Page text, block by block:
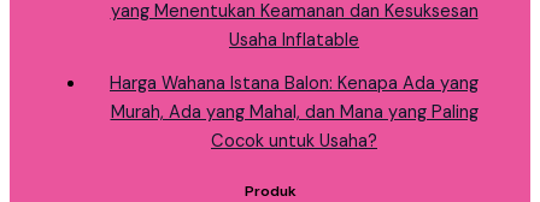
yang Menentukan Keamanan dan Kesuksesan
Usaha Inflatable
Harga Wahana Istana Balon: Kenapa Ada yang
Murah, Ada yang Mahal, dan Mana yang Paling
Cocok untuk Usaha?
Produk